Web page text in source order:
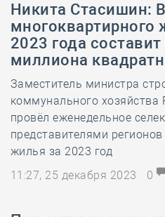
Никита Стасишин:
многоквартирного
2023 года
миллиона
Заместитель министра
коммунального
провёл еженедельное
представителями
жилья за 2023 год
11:27, 25 декабря 2023
0